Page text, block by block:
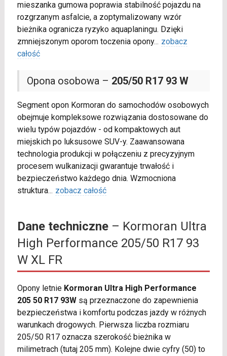
mieszanka gumowa poprawia stabilność pojazdu na
rozgrzanym asfalcie, a zoptymalizowany wzór
bieżnika ogranicza ryzyko aquaplaningu. Dzięki
zmniejszonym oporom toczenia opony... zobacz
całość
Opona osobowa – 205/50 R17 93 W
Segment opon Kormoran do samochodów osobowych
obejmuje kompleksowe rozwiązania dostosowane do
wielu typów pojazdów - od kompaktowych aut
miejskich po luksusowe SUV-y. Zaawansowana
technologia produkcji w połączeniu z precyzyjnym
procesem wulkanizacji gwarantuje trwałość i
bezpieczeństwo każdego dnia. Wzmocniona
struktura... zobacz całość
Dane techniczne– Kormoran Ultra
High Performance 205/50 R17 93
W XL FR
Opony letnie Kormoran Ultra High Performance
205 50 R17 93Wsą przeznaczone do zapewnienia
bezpieczeństwa i komfortu podczas jazdy w różnych
warunkach drogowych. Pierwsza liczba rozmiaru
205/50 R17 oznacza szerokość bieżnika w
milimetrach (tutaj 205 mm). Kolejne dwie cyfry (50) to